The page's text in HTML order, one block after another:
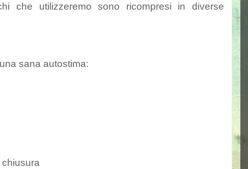
che utilizzeremo sono ricompresi in diverse
sana autostima: